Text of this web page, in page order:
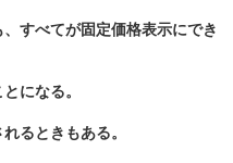
すべてが固定価格表示にでき
になる。
るときもある。